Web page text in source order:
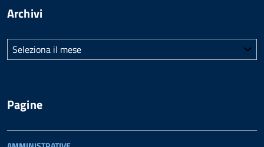
Archivi
Archivi
Pagine